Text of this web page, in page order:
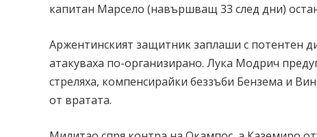
капитан Марсело (навършващ 33 след дни)
Аржентинският защитник заплаши с потентен
атакуваха по-организирано. Лука Модрич
стреляха, компенсирайки беззъби Бензема и
от вратата.